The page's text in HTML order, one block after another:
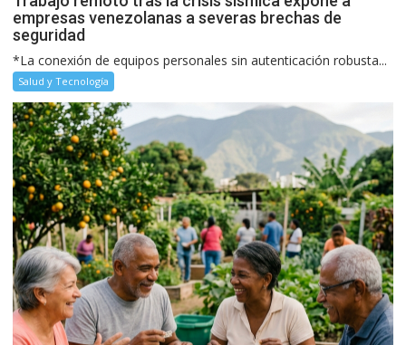
empresas venezolanas a severas brechas de
seguridad
*La conexión de equipos personales sin autenticación robusta...
Salud y Tecnología